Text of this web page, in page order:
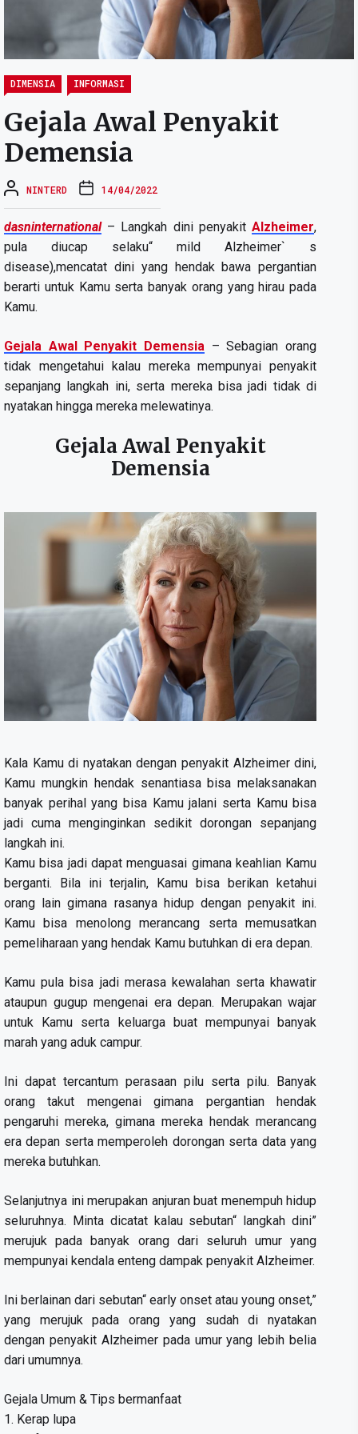
DIMENSIA INFORMASI
Gejala Awal Penyakit
Demensia
NINTERD 14/04/2022
dasninternational– Langkah dini penyakitAlzheimer,
pula diucap selaku“ mild Alzheimer` s
disease),mencatat dini yang hendak bawa pergantian
berarti untuk Kamu serta banyak orang yang hirau pada
Kamu.
Gejala Awal Penyakit Demensia – Sebagian orang
tidak mengetahui kalau mereka mempunyai penyakit
sepanjang langkah ini, serta mereka bisa jadi tidak di
nyatakan hingga mereka melewatinya.
Gejala Awal Penyakit
Demensia
Kala Kamu di nyatakan dengan penyakit Alzheimer dini,
Kamu mungkin hendak senantiasa bisa melaksanakan
banyak perihal yang bisa Kamu jalani serta Kamu bisa
jadi cuma menginginkan sedikit dorongan sepanjang
langkah ini.
Kamu bisa jadi dapat menguasai gimana keahlian Kamu
berganti. Bila ini terjalin, Kamu bisa berikan ketahui
orang lain gimana rasanya hidup dengan penyakit ini.
Kamu bisa menolong merancang serta memusatkan
pemeliharaan yang hendak Kamu butuhkan di era depan.
Kamu pula bisa jadi merasa kewalahan serta khawatir
ataupun gugup mengenai era depan. Merupakan wajar
untuk Kamu serta keluarga buat mempunyai banyak
marah yang aduk campur.
Ini dapat tercantum perasaan pilu serta pilu. Banyak
orang takut mengenai gimana pergantian hendak
pengaruhi mereka, gimana mereka hendak merancang
era depan serta memperoleh dorongan serta data yang
mereka butuhkan.
Selanjutnya ini merupakan anjuran buat menempuh hidup
seluruhnya. Minta dicatat kalau sebutan“ langkah dini”
merujuk pada banyak orang dari seluruh umur yang
mempunyai kendala enteng dampak penyakit Alzheimer.
Ini berlainan dari sebutan“ early onset atau young onset,”
yang merujuk pada orang yang sudah di nyatakan
dengan penyakit Alzheimer pada umur yang lebih belia
dari umumnya.
Gejala Umum & Tips bermanfaat
1. Kerap lupa